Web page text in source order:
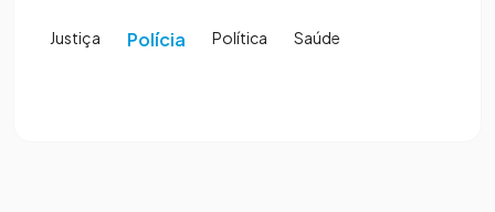
Justiça Polícia Política Saúde